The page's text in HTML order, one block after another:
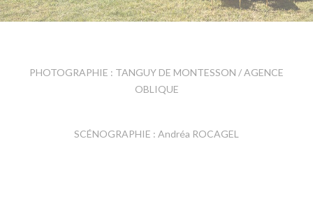
PHOTOGRAPHIE : TANGUY DE MONTESSON / AGENCE
OBLIQUE
SCÉNOGRAPHIE : Andréa ROCAGEL